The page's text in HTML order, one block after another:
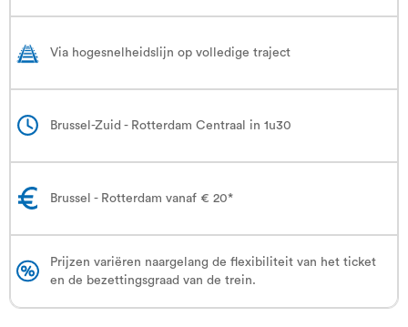
Via hogesnelheidslijn op volledige traject
Brussel-Zuid - Rotterdam Centraal in 1u30
Brussel - Rotterdam vanaf € 20*
Prijzen variëren naargelang de flexibiliteit van het ticket
en de bezettingsgraad van de trein.